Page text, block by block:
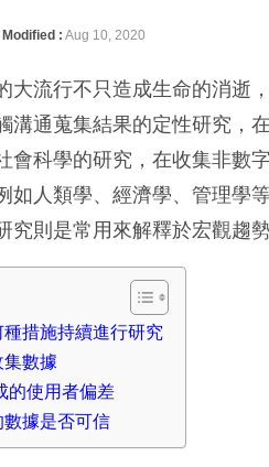
Modified : Aug 10, 2020
大流行不只造成生命的消逝
溝通蒐集結果的定性研究，
會科學的研究，在收集非數
如人類學、經濟學、管理學
究則是常用來解釋於宏觀趨勢
措施持續進行研究
數據
的使用者偏差
據是否可信